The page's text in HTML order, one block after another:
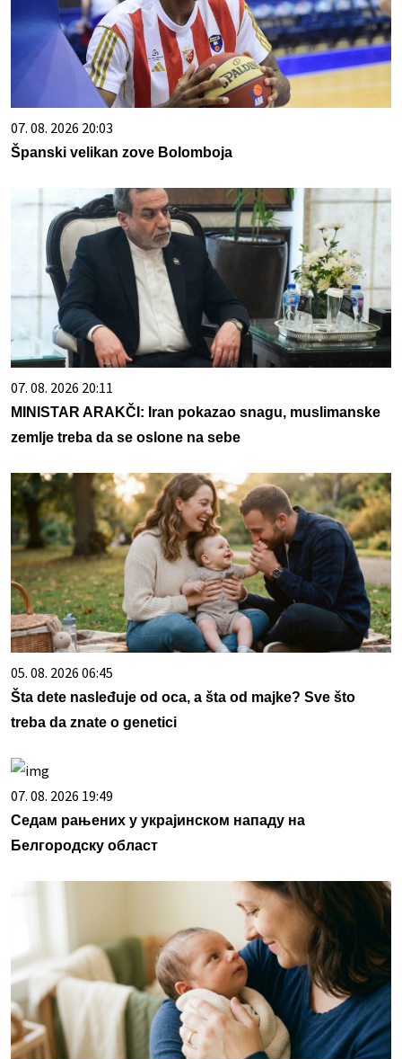
07. 08. 2026 20:03
Španski velikan zove Bolomboja
07. 08. 2026 20:11
MINISTAR ARAKČI: Iran pokazao snagu, muslimanske
zemlje treba da se oslone na sebe
05. 08. 2026 06:45
Šta dete nasleđuje od oca, a šta od majke? Sve što
treba da znate o genetici
07. 08. 2026 19:49
Седам рањених у украјинском нападу на
Белгородску област